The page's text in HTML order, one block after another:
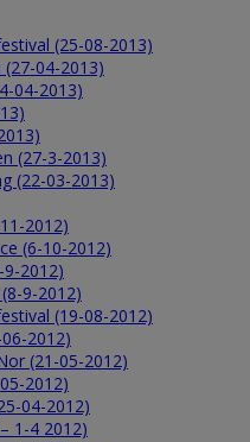
(25-08-2013)
(27-04-2013)
04-2013)
(27-3-2013)
(22-03-2013)
2012)
(6-10-2012)
2012)
9-2012)
(19-08-2012)
2012)
(21-05-2012)
2012)
04-2012)
1-4 2012)